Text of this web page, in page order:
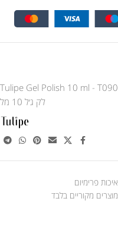
Tulipe Gel Polish 10 ml - T090
לק ג׳ל 10 מל
איכות פרימיום
מוצרים מקוריים בלבד